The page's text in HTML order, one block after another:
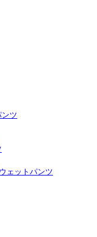
ンツ
ェットパンツ